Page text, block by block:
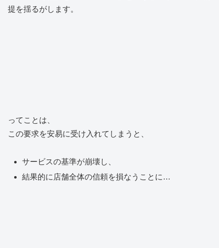
提を揺るがします。
ってことは、
この要求を安易に受け入れてしまうと、
サービスの基準が崩壊し、
結果的に店舗全体の信頼を損なうことに…